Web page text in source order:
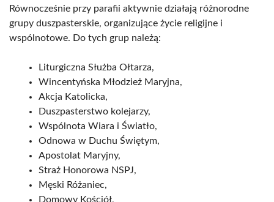
Równocześnie przy parafii aktywnie działają różnorodne
grupy duszpasterskie, organizujące życie religijne i
wspólnotowe. Do tych grup należą:
Liturgiczna Służba Ołtarza,
Wincentyńska Młodzież Maryjna,
Akcja Katolicka,
Duszpasterstwo kolejarzy,
Wspólnota Wiara i Światło,
Odnowa w Duchu Świętym,
Apostolat Maryjny,
Straż Honorowa NSPJ,
Męski Różaniec,
Domowy Kościół,